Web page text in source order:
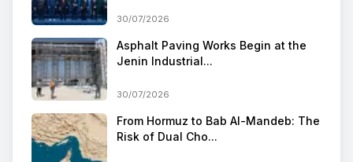
30/07/2026
Asphalt Paving Works Begin at the
Jenin Industrial...
30/07/2026
From Hormuz to Bab Al-Mandeb: The
Risk of Dual Cho...